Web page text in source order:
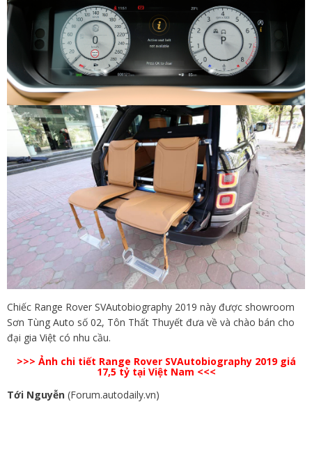
Chiếc Range Rover SVAutobiography 2019 này được showroom
Sơn Tùng Auto số 02, Tôn Thất Thuyết đưa về và chào bán cho
đại gia Việt có nhu cầu.
>>> Ảnh chi tiết Range Rover SVAutobiography 2019 giá
17,5 tỷ tại Việt Nam <<<
Tới Nguyễn (Forum.autodaily.vn)